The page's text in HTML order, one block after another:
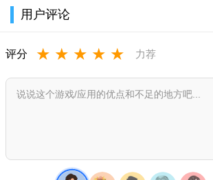
又会有怎样的设定呢?让我们一起拭目以待吧!
最新动态：
跨服PK：剑会群雄，技压天下，等你来战
用户评论
评分 ★ ★ ★ ★ ★ 力荐